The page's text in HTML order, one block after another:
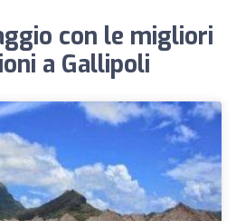
con le migliori
a Gallipoli